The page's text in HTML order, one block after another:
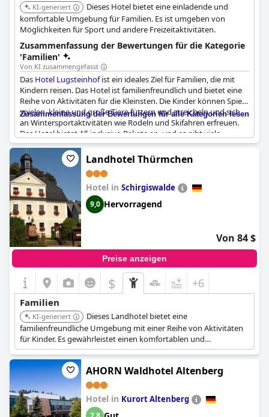
KI-generiert
Dieses Hotel bietet eine einladende und
komfortable Umgebung für Familien. Es ist umgeben von
Möglichkeiten für Sport und andere Freizeitaktivitäten.
Zusammenfassung der Bewertungen für die Kategorie
'Familien'
Von KI zusammengefasst
Das Hotel Lugsteinhofist ein ideales Ziel für Familien, die mit
Kindern reisen. Das Hotel ist familienfreundlich und bietet eine
Reihe von Aktivitäten für die Kleinsten. Die Kinder können Spiele
spielen, kleine und große Tiere füttern und streicheln und sich
an Wintersportaktivitäten wie Rodeln und Skifahren erfreuen.
Das Hotel bietet All-inclusive-Pakete an, und es gibt viele
Unterhaltungsmöglichkeiten, um die Kinder zu beschäftigen.
Das Restaurant serviert köstliche Speisen für alle
Geschmacksnerven, obwohl Kritiker ein separates Buffet für
Kinder empfehlen. Es gibt viele Aktivitäten für Familien, darunter
einen Streichelzoo, Bowlingbahnen und Schwimmbäder. Das
Hotel ist auch ein idealer Ort für den Wintersport, da ein
Rodelhang und Skiloipen direkt vom Hotel aus zugänglich sind
und die Ausrüstung zu erschwinglichen Preisen ausgeliehen
werden kann. Die Familienzimmer sind mit einer Kinoleinwand
ausgestattet und es gibt viele Brettspiele, um die Kinder zu
beschäftigen. Insgesamt ist das Hotel sehr empfehlenswert für
Familien, die eine schöne Zeit miteinander verbringen möchten.
Zusammenfassung der Bewertungen für alle Kategorien lesen
Landhotel Thürmchen
Hotel in Schirgiswalde
9,0 Hervorragend
Von 84 $
Preise anzeigen
$ +6
Familien
KI-generiert
Dieses Landhotel bietet eine
familienfreundliche Umgebung mit einer Reihe von Aktivitäten
für Kinder. Es gewährleistet einen komfortablen und
angenehmen Aufenthalt für Eltern und Kinder.
AHORN Waldhotel Altenberg
Hotel in Kurort Altenberg